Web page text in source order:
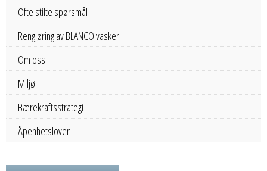
Ofte stilte spørsmål
Rengjøring av BLANCO vasker
Om oss
Miljø
Bærekraftsstrategi
Åpenhetsloven